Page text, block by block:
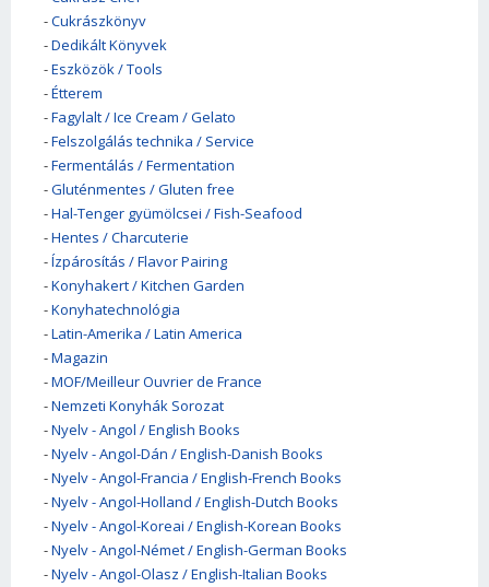
-Cukrászkönyv
-Dedikált Könyvek
-Eszközök / Tools
-Étterem
-Fagylalt / Ice Cream / Gelato
-Felszolgálás technika / Service
-Fermentálás / Fermentation
-Gluténmentes / Gluten free
-Hal-Tenger gyümölcsei / Fish-Seafood
-Hentes / Charcuterie
-Ízpárosítás / Flavor Pairing
-Konyhakert / Kitchen Garden
-Konyhatechnológia
-Latin-Amerika / Latin America
-Magazin
-MOF/Meilleur Ouvrier de France
-Nemzeti Konyhák Sorozat
-Nyelv - Angol / English Books
-Nyelv - Angol-Dán / English-Danish Books
-Nyelv - Angol-Francia / English-French Books
-Nyelv - Angol-Holland / English-Dutch Books
-Nyelv - Angol-Koreai / English-Korean Books
-Nyelv - Angol-Német / English-German Books
-Nyelv - Angol-Olasz / English-Italian Books